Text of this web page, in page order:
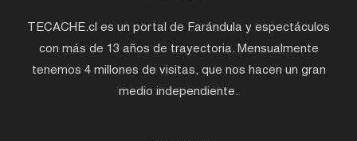
TECACHE.cl es un portal de Farándula y espectáculos
con más de 13 años de trayectoria. Mensualmente
tenemos 4 millones de visitas, que nos hacen un gran
medio independiente.